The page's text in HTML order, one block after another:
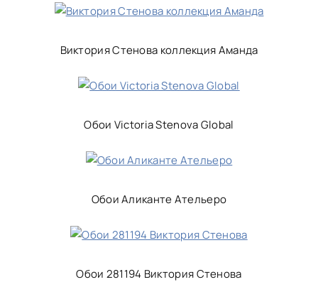
Виктория Стенова коллекция Аманда
Обои Victoria Stenova Global
Обои Аликанте Ательеро
Обои 281194 Виктория Стенова